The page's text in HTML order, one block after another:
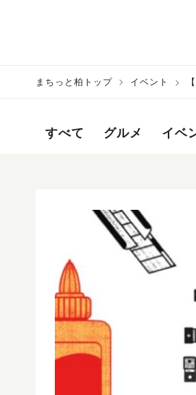
まちっと柏トップ イベント
すべて グルメ イベ